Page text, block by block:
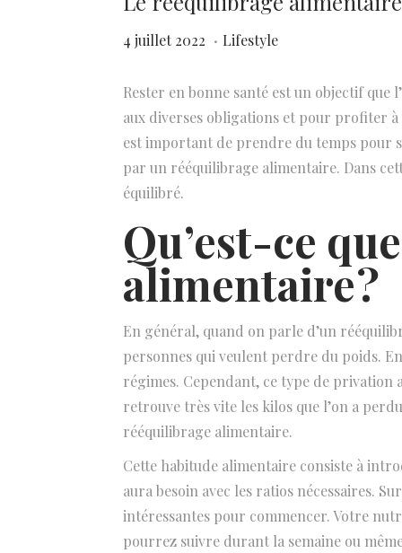
P
b
l
i
é
l
4 juillet 2022 2
j
u
i
n
2
6
. P
b
l
i
é
n
s
Lifestyle
Rester en bonne santé est un objectif
aux diverses obligations et pour profiter
est important de prendre du temps pour
par un rééquilibrage alimentaire. Dans
équilibré.
Qu’est-ce
alimentaire ?
En général, quand on parle d’un
personnes qui veulent perdre du poids.
régimes. Cependant, ce type de privation
retrouve très vite les kilos que l’on a
rééquilibrage alimentaire.
Cette habitude alimentaire consiste à
aura besoin avec les ratios nécessaires.
intéressantes pour commencer. Votre
pourrez suivre durant la semaine ou